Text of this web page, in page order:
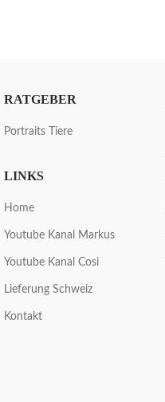
RATGEBER
Portraits Tiere
LINKS
Home
Youtube Kanal Markus
Youtube Kanal Cosi
Lieferung Schweiz
Kontakt